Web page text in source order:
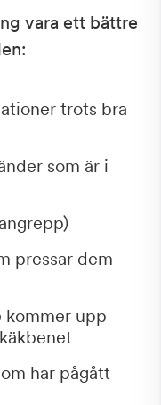
vara ett bättre
trots bra
som är i
pressar dem
kommer upp
har pågått